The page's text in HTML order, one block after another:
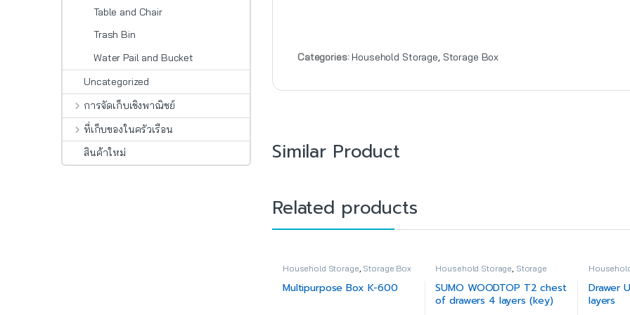
Categories: Household Storage, Storage Box
Similar Product
Related products
Household Storage, Storage Box
Multipurpose Box K-600
Household Storage, Storage
SUMO WOODTOP T2 chest
of drawers 4 layers (key)
Drawer
layers
Table and Chair
Trash Bin
Water Pail and Bucket
Uncategorized
การจัดเก็บเชิงพาณิชย์
ที่เก็บของในครัวเรือน
สินค้าใหม่